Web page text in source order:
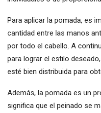
Para aplicar la pomada, es
cantidad entre las manos
por todo el cabello. A
para lograr el estilo
esté bien distribuida para
Además, la pomada es un
significa que el peinado se